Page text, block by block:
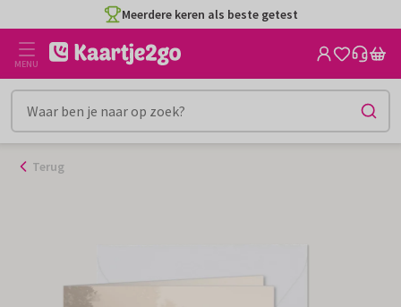
naar
inhoud
Meerdere keren als beste getest
MENU
Terug